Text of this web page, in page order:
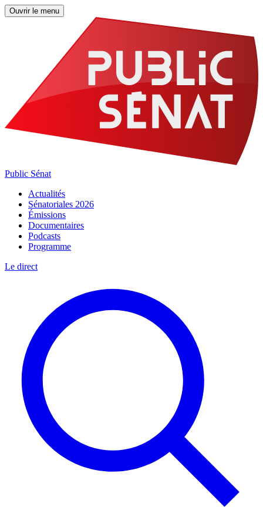
Ouvrir le menu
Public Sénat
Actualités
Sénatoriales 2026
Émissions
Documentaires
Podcasts
Programme
Le direct